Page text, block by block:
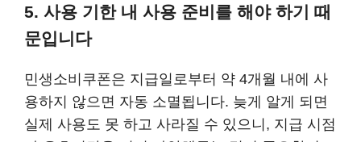
5. 사용 기한 내 사용 준비를 해야 하기 때
문입니다
민생소비쿠폰은 지급일로부터 약 4개월 내에 사
용하지 않으면 자동 소멸됩니다. 늦게 알게 되면
실제 사용도 못 하고 사라질 수 있으니, 지급 시점